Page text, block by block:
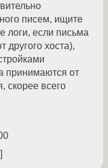
писем, ищите
логи, если письма
другого хоста),
принимаются от
скорее всего